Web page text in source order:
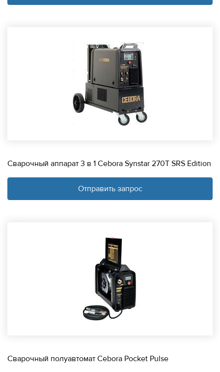
Сварочный аппарат 3 в 1 Cebora Synstar 270T SRS Edition
Отправить запрос
Сварочный полуавтомат Cebora Pocket Pulse